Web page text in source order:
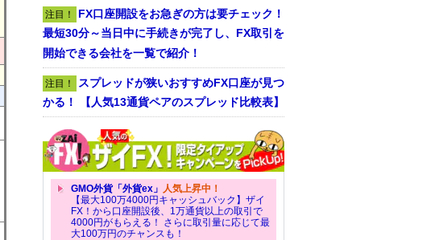
注目！ FX口座開設をお急ぎの方は要チェック！
最短30分～当日中に手続きが完了し、FX取引を
開始できる会社を一覧で紹介！
注目！ スプレッドが狭いおすすめFX口座が見つ
かる！ 【人気13通貨ペアのスプレッド比較表】
GMO外貨「外貨ex」 人気上昇中！
【最大100万4000円キャッシュバック】ザイ
FX！から口座開設後、1万通貨以上の取引で
4000円がもらえる！ さらに取引量に応じて最
大100万円のチャンスも！